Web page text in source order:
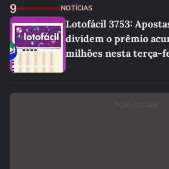
9 NOTÍCIAS
Lotofácil 3753:
dividem o prêmio
milhões nesta terça-
PUBLICIDADE